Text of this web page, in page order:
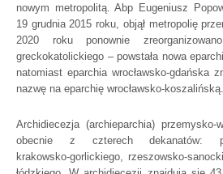
nowym metropolitą. Abp Eugeniusz
19 grudnia 2015 roku, objął metropolię
2020 roku ponownie
greckokatolickiego – powstała nowa
natomiast eparchia wrocławsko-gdańska
nazwę na eparchię wrocławsko-koszalińską.
Archidiecezja (archieparchia) przemysko-
obecnie z czterech dekanatów:
krakowsko-gorlickiego, rzeszowsko-